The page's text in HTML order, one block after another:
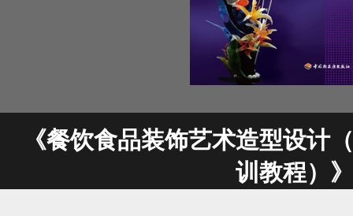
《餐饮食品装饰艺术造型设计
训教程）》